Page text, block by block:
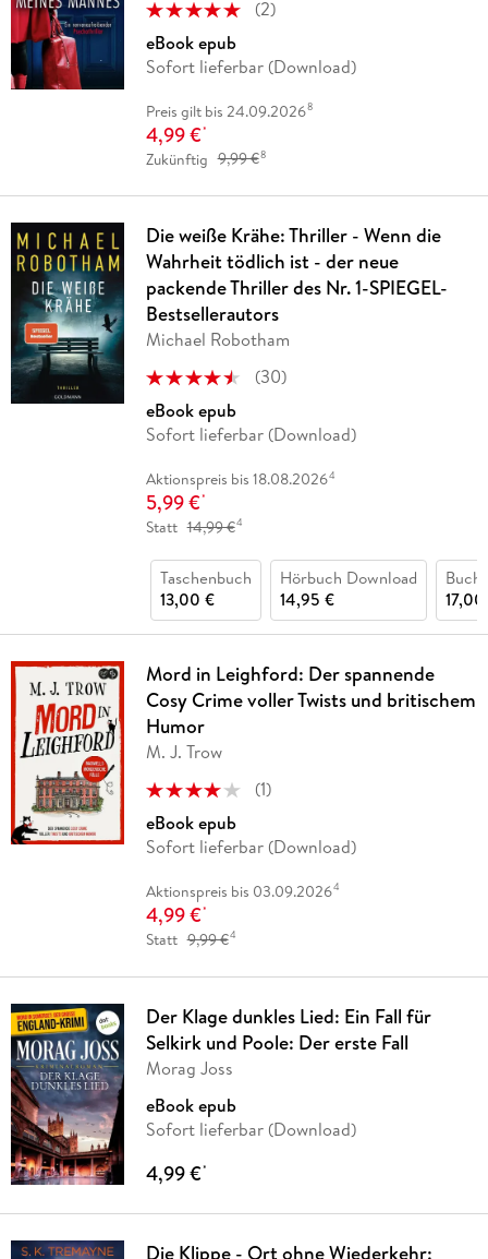
(2)
eBook epub
Sofort lieferbar (Download)
Preis gilt bis 24.09.20268
4,99 €*
Zukünftig 9,99 €8
Die weiße Krähe: Thriller - Wenn die
Wahrheit tödlich ist - der neue
packende Thriller des Nr. 1-SPIEGEL-
Bestsellerautors
Michael Robotham
(30)
eBook epub
Sofort lieferbar (Download)
Aktionspreis bis 18.08.20264
5,99 €*
Statt 14,99 €4
Taschenbuch
13,00 €
Hörbuch Download
14,95 €
Mord in Leighford: Der spannende
Cosy Crime voller Twists und britischem
Humor
M. J. Trow
(1)
eBook epub
Sofort lieferbar (Download)
Aktionspreis bis 03.09.20264
4,99 €*
Statt 9,99 €4
Der Klage dunkles Lied: Ein Fall für
Selkirk und Poole: Der erste Fall
Morag Joss
eBook epub
Sofort lieferbar (Download)
4,99 €*
Die Klippe - Ort ohne Wiederkehr: